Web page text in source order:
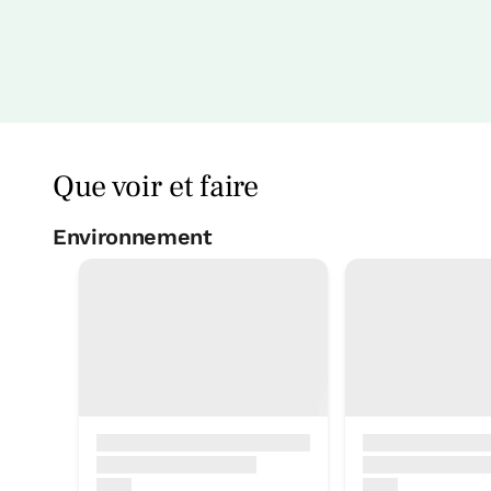
Que voir et faire
Environnement